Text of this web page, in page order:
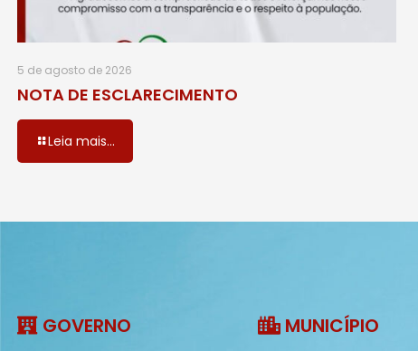
5 de agosto de 2026
NOTA DE ESCLARECIMENTO
Leia mais...
GOVERNO MUNICÍPIO